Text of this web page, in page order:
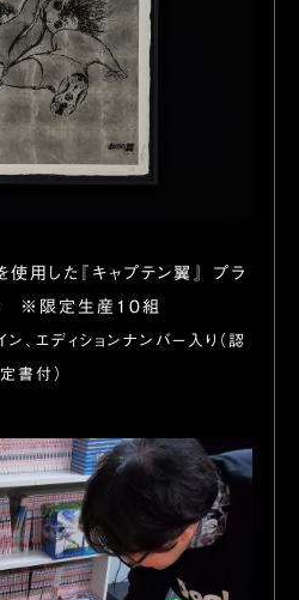
用した『キャプテン翼』 プラ
※限定生産10組
、エディションナンバー入り（認
定書付）